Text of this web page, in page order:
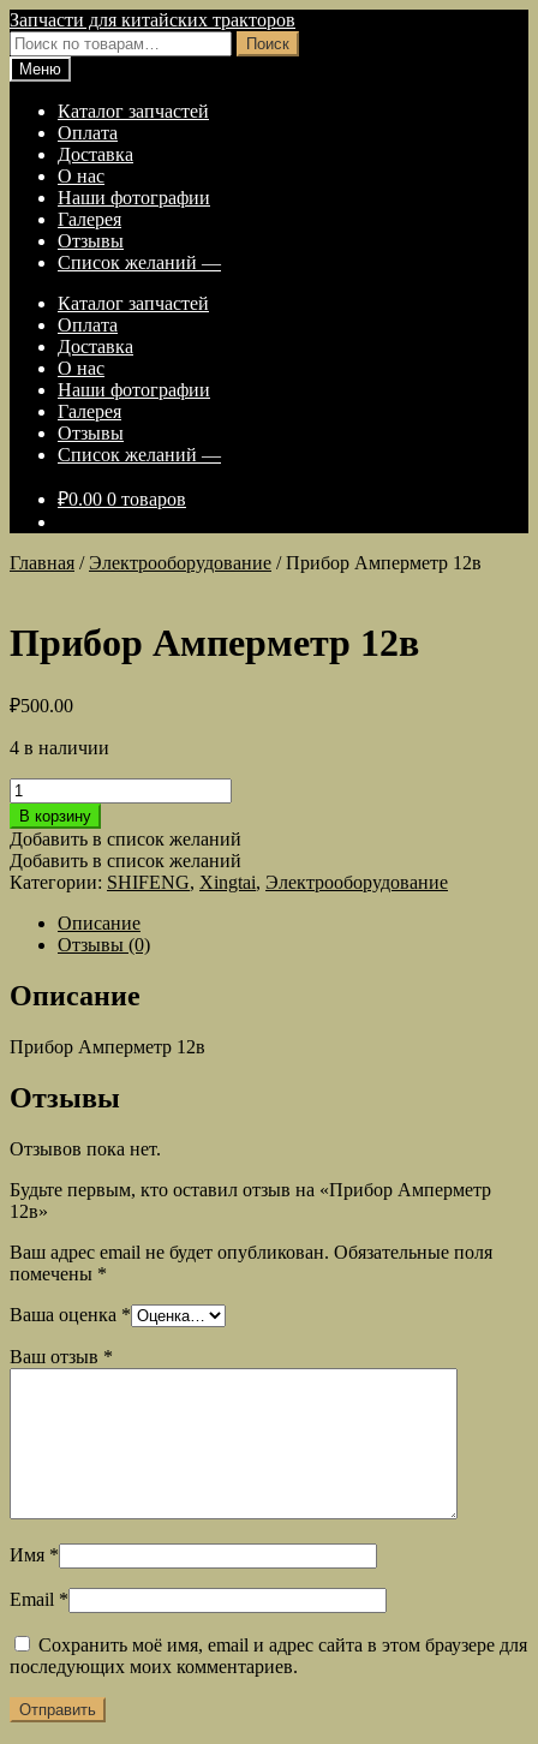
Перейти
к
навигации
Перейти
к
содержимому
Запчасти для китайских тракторов
Искать:
Поиск
Меню
Каталог запчастей
Оплата
Доставка
О нас
Наши фотографии
Галерея
Отзывы
Список желаний —
Каталог запчастей
Оплата
Доставка
О нас
Наши фотографии
Галерея
Отзывы
Список желаний —
₽0.00 0 товаров
Главная / Электрооборудование /Прибор Амперметр 12в
Прибор Амперметр 12в
₽500.00
4 в наличии
Количество
товара
Прибор
Амперметр
12в
В корзину
Добавить в список желаний
Добавить в список желаний
Категории: SHIFENG, Xingtai, Электрооборудование
Описание
Отзывы (0)
Описание
Прибор Амперметр 12в
Отзывы
Отзывов пока нет.
Будьте первым, кто оставил отзыв на «Прибор Амперметр
12в»
Ваш адрес email не будет опубликован. Обязательные поля
помечены *
Ваша оценка *
Ваш отзыв *
Имя *
Email *
Сохранить моё имя, email и адрес сайта в этом браузере для
последующих моих комментариев.